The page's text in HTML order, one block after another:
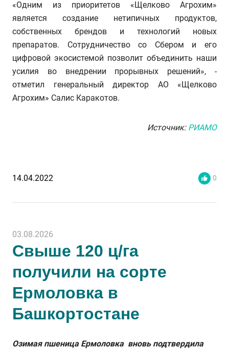
«Одним из приоритетов «Щелково Агрохим»
является создание нетипичных продуктов,
собственных брендов и технологий новых
препаратов. Сотрудничество со Сбером и его
цифровой экосистемой позволит объединить наши
усилия во внедрении прорывных решений», -
отметил генеральный директор АО «Щелково
Агрохим» Салис Каракотов.
Источник: РИАМО
14.04.2022 0
03.08.2026
Свыше 120 ц/га
получили на сорте
Ермоловка в
Башкортостане
Озимая пшеница Ермоловка вновь подтвердила